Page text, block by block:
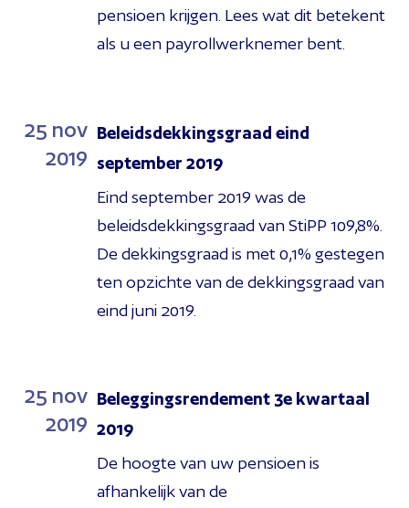
pensioen krijgen. Lees wat dit betekent
als u een payrollwerknemer bent.
25 nov
2019
Beleidsdekkingsgraad eind
september 2019
Eind september 2019 was de
beleidsdekkingsgraad van StiPP 109,8%.
De dekkingsgraad is met 0,1% gestegen
ten opzichte van de dekkingsgraad van
eind juni 2019.
25 nov
2019
Beleggingsrendement 3e kwartaal
2019
De hoogte van uw pensioen is
afhankelijk van de